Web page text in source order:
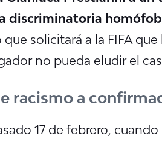
discriminatoria
solicitará a la FIFA
no pueda eludir el
racismo a
17 de febrero,